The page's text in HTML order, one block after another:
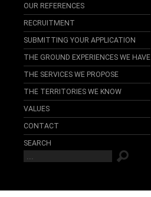
OUR REFERENCES
RECRUITMENT
SUBMITTING YOUR APPLICATION
THE GROUND EXPERIENCES WE HAVE
THE SERVICES WE PROPOSE
THE TERRITORIES WE KNOW
VALUES
CONTACT
SEARCH